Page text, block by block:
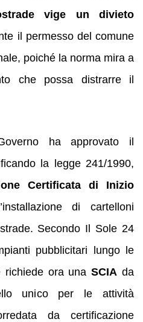
vige un divieto
il permesso del comune
poiché la norma mira a
che possa distrarre il
ha approvato il
la legge 241/1990,
Certificata di Inizio
di cartelloni
Secondo Il Sole 24
pubblicitari lungo le
richiede ora unaSCIA da
unico per le attività
da certificazione